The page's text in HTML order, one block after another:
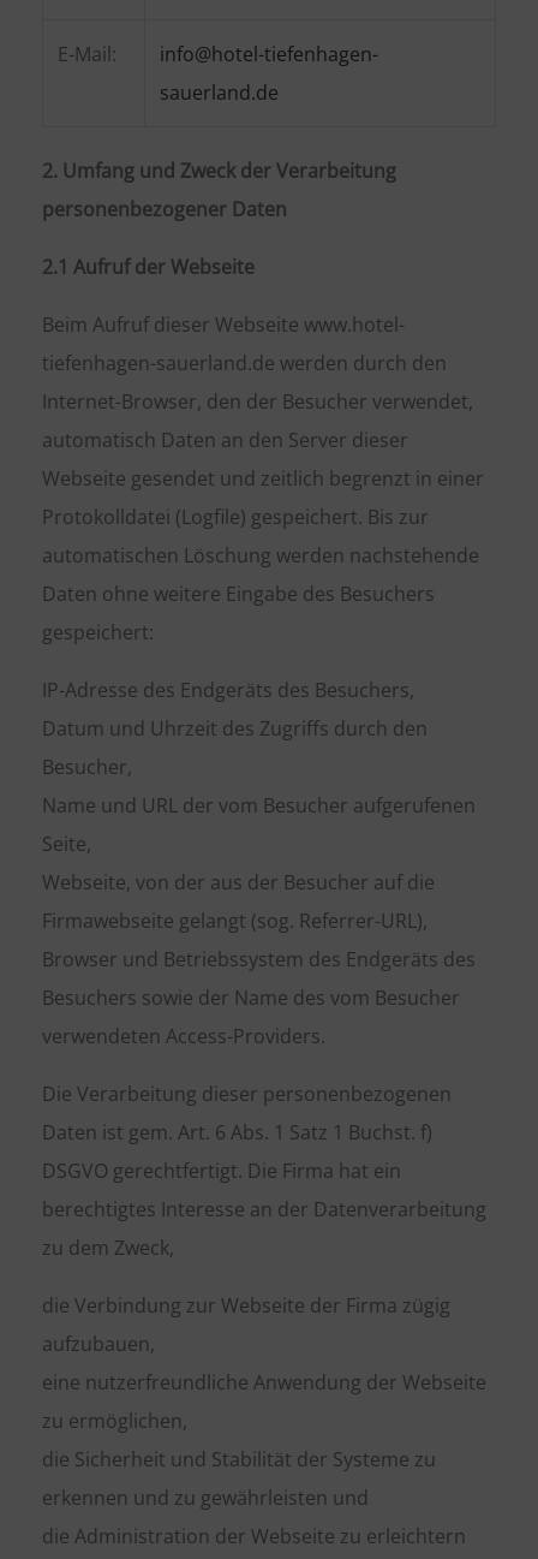
E-Mail:
info@hotel-tiefenhagen-
sauerland.de
2. Umfang und Zweck der Verarbeitung
personenbezogener Daten
2.1 Aufruf der Webseite
Beim Aufruf dieser Webseite www.hotel-
tiefenhagen-sauerland.de werden durch den
Internet-Browser, den der Besucher verwendet,
automatisch Daten an den Server dieser
Webseite gesendet und zeitlich begrenzt in einer
Protokolldatei (Logfile) gespeichert. Bis zur
automatischen Löschung werden nachstehende
Daten ohne weitere Eingabe des Besuchers
gespeichert:
IP-Adresse des Endgeräts des Besuchers,
Datum und Uhrzeit des Zugriffs durch den
Besucher,
Name und URL der vom Besucher aufgerufenen
Seite,
Webseite, von der aus der Besucher auf die
Firmawebseite gelangt (sog. Referrer-URL),
Browser und Betriebssystem des Endgeräts des
Besuchers sowie der Name des vom Besucher
verwendeten Access-Providers.
Die Verarbeitung dieser personenbezogenen
Daten ist gem. Art. 6 Abs. 1 Satz 1 Buchst. f)
DSGVO gerechtfertigt. Die Firma hat ein
berechtigtes Interesse an der Datenverarbeitung
zu dem Zweck,
die Verbindung zur Webseite der Firma zügig
aufzubauen,
eine nutzerfreundliche Anwendung der Webseite
zu ermöglichen,
die Sicherheit und Stabilität der Systeme zu
erkennen und zu gewährleisten und
die Administration der Webseite zu erleichtern